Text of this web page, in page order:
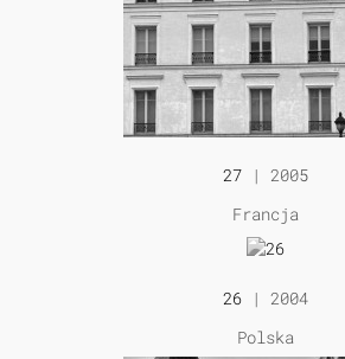
27 | 2005
Francja
26 | 2004
Polska